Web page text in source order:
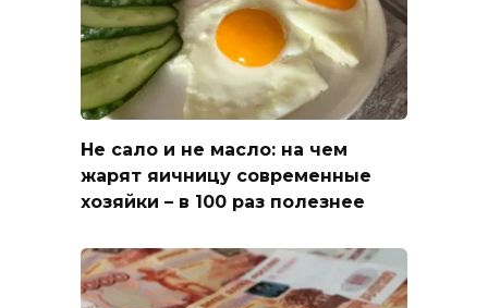
Не сало и не масло: на чем
жарят яичницу современные
хозяйки – в 100 раз полезнее